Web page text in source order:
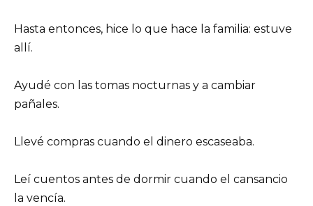
Hasta entonces, hice lo que hace la familia: estuve
allí.
Ayudé con las tomas nocturnas y a cambiar
pañales.
Llevé compras cuando el dinero escaseaba.
Leí cuentos antes de dormir cuando el cansancio
la vencía.